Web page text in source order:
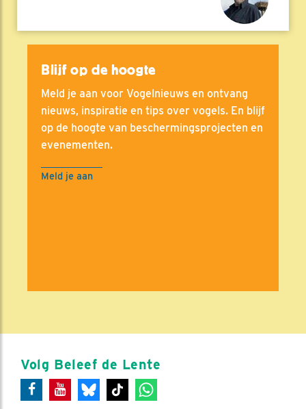
Blijf op de hoogte
Meld je aan voor Vogelnieuws en ontvang
nieuws, inspiratie en tips over vogels. En blijf
op de hoogte van beschermingsprojecten en
evenementen.
Meld je aan
Volg Beleef de Lente